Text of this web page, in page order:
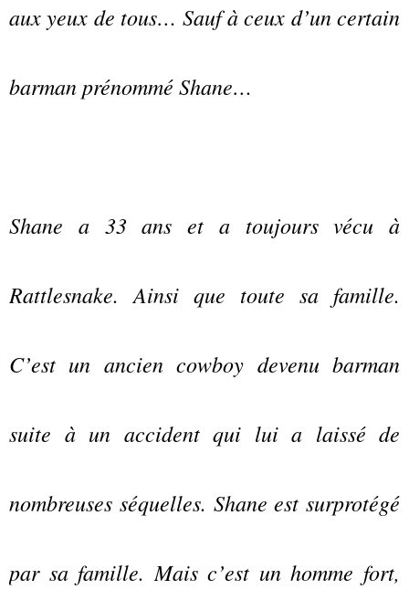
aux yeux de tous… Sauf à ceux d’un certain
barman prénommé Shane…
Shane a 33 ans et a toujours vécu à
Rattlesnake. Ainsi que toute sa famille.
C’est un ancien cowboy devenu barman
suite à un accident qui lui a laissé de
nombreuses séquelles. Shane est surprotégé
par sa famille. Mais c’est un homme fort,